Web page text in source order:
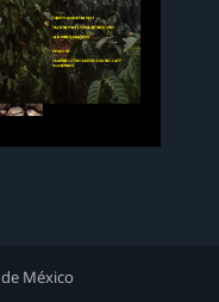
México